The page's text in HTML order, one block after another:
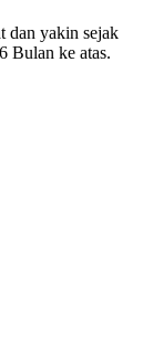
dan yakin sejak
Bulan ke atas.